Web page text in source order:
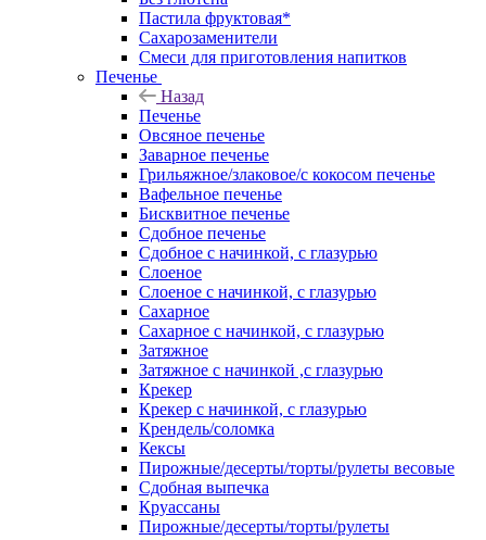
Пастила фруктовая*
Сахарозаменители
Смеси для приготовления напитков
Печенье
Назад
Печенье
Овсяное печенье
Заварное печенье
Грильяжное/злаковое/с кокосом печенье
Вафельное печенье
Бисквитное печенье
Сдобное печенье
Сдобное с начинкой, с глазурью
Слоеное
Слоеное с начинкой, с глазурью
Сахарное
Сахарное с начинкой, с глазурью
Затяжное
Затяжное с начинкой ,с глазурью
Крекер
Крекер с начинкой, с глазурью
Крендель/соломка
Кексы
Пирожные/десерты/торты/рулеты весовые
Сдобная выпечка
Круассаны
Пирожные/десерты/торты/рулеты